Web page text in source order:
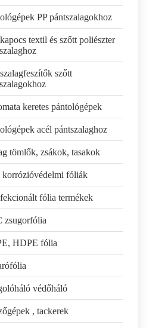
PP pántszalagokhoz
textil és szőtt poliészter
szőtt
keretes pántológépek
acél pántszalaghoz
tömlők, zsákok, tasakok
fóliák
fólia termékek
zsugorfólia
HDPE fólia
védőháló
, tackerek